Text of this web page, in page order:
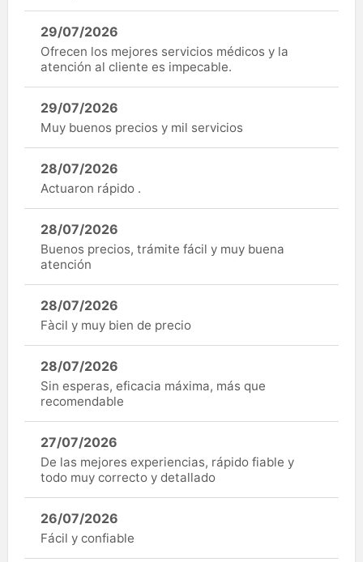
29/07/2026
Ofrecen los mejores servicios médicos y la
atención al cliente es impecable.
29/07/2026
Muy buenos precios y mil servicios
28/07/2026
Actuaron rápido .
28/07/2026
Buenos precios, trámite fácil y muy buena
atención
28/07/2026
Fàcil y muy bien de precio
28/07/2026
Sin esperas, eficacia máxima, más que
recomendable
27/07/2026
De las mejores experiencias, rápido fiable y
todo muy correcto y detallado
26/07/2026
Fácil y confiable